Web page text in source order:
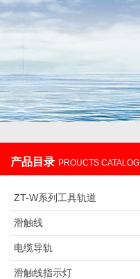
上海发昊电气科技有限公司
产品目录 PROUCTS CATALOG
ZT-W系列工具轨道
滑触线
电缆导轨
滑触线指示灯